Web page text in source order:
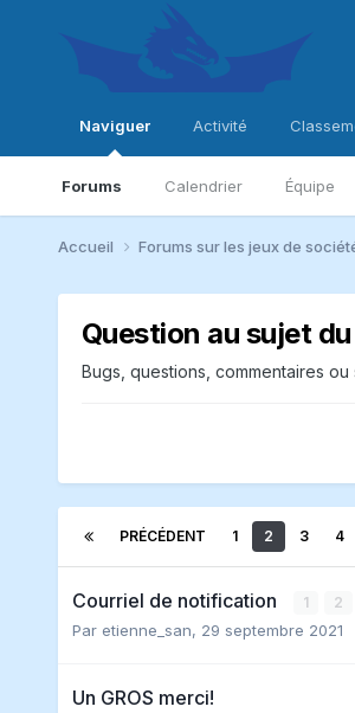
Naviguer
Forums Calendrier Équipe
Activité
Accueil Forums sur les jeux de
Question au sujet
Bugs, questions, commentaires
PRÉCÉDENT 1 2 3 4
Courriel de notification 1 2
Par etienne_san, 29 septembre 2021
Un GROS merci!